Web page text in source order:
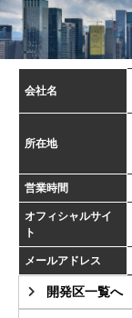
開発区一覧へ
会社名
所在地
営業時間
オフィシャルサイ
ト
メールアドレス